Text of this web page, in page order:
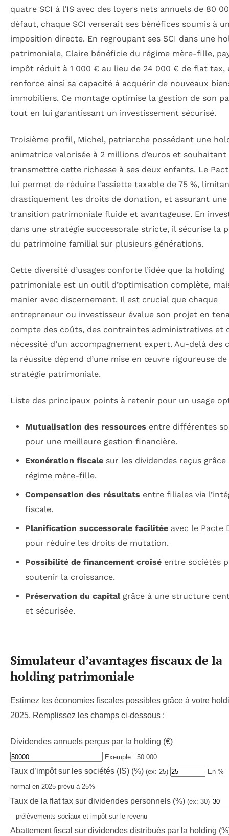
quatre SCI à l’IS avec des loyers nets annuels de 80
défaut, chaque SCI verserait ses bénéfices soumis à
imposition directe. En regroupant ses SCI dans une
patrimoniale, Claire bénéficie du régime mère-fille,
impôt réduit à 1 000 € au lieu de 24 000 € de flat tax,
renforce ainsi sa capacité à acquérir de nouveaux
immobiliers. Ce montage optimise la gestion de son
tout en lui garantissant un investissement sécurisé.
Troisième profil, Michel, patriarche possédant une
animatrice valorisée à 2 millions d’euros et souhaitant
transmettre cette richesse à ses deux enfants. Le
lui permet de réduire l’assiette taxable de 75 %,
drastiquement les droits de donation, et assurant une
transition patrimoniale fluide et avantageuse. En
dans une stratégie successorale stricte, il sécurise la
du patrimoine familial sur plusieurs générations.
Cette diversité d’usages conforte l’idée que la holding
patrimoniale est un outil d’optimisation complète,
manier avec discernement. Il est crucial que chaque
entrepreneur ou investisseur évalue son projet en
compte des coûts, des contraintes administratives et
nécessité d’un accompagnement expert. Au-delà des
la réussite dépend d’une mise en œuvre rigoureuse de
stratégie patrimoniale.
Liste des principaux points à retenir pour un usage
Mutualisation des ressources entre différentes
pour une meilleure gestion financière.
Exonération fiscalesur les dividendes reçus grâce
régime mère-fille.
Compensation des résultats entre filiales via
fiscale.
Planification successorale facilitéeavec le Pacte
pour réduire les droits de mutation.
Possibilité de financement croiséentre sociétés
soutenir la croissance.
Préservation du capitalgrâce à une structure
et sécurisée.
Simulateur d’avantages fiscaux de la
holding patrimoniale
Estimez les économies fiscales possibles grâce à votre
2025. Remplissez les champs ci-dessous :
Dividendes annuels perçus par la holding (€)
Exemple : 50 000
Taux d’impôt sur les sociétés (IS) (%) (ex: 25)
En %
normal en 2025 prévu à 25%
Taux de la flat tax sur dividendes personnels (%) (ex: 30)
– prélèvements sociaux et impôt sur le revenu
Abattement fiscal sur dividendes distribués par la holding